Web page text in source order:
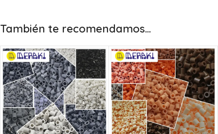
También te recomendamos…